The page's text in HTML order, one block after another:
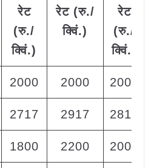
रेट
(रु./
क्विं.)
रेट(रु./
क्विं.)
रेट
(रु./
क्विं.)
2000 2000 2000
2717 2917 2817
1800 2200 2000